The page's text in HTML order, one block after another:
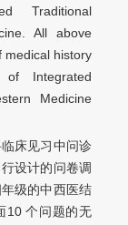
Traditional
All above
medical history
Integrated
Medicine
床见习中问诊
设计的问卷调
级的中西医结
10 个问题的无